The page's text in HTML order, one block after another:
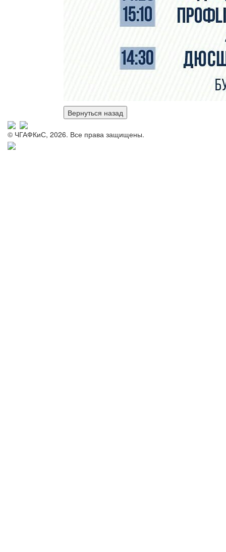
© ЧГАФКиС, 2026. Все права защищены.